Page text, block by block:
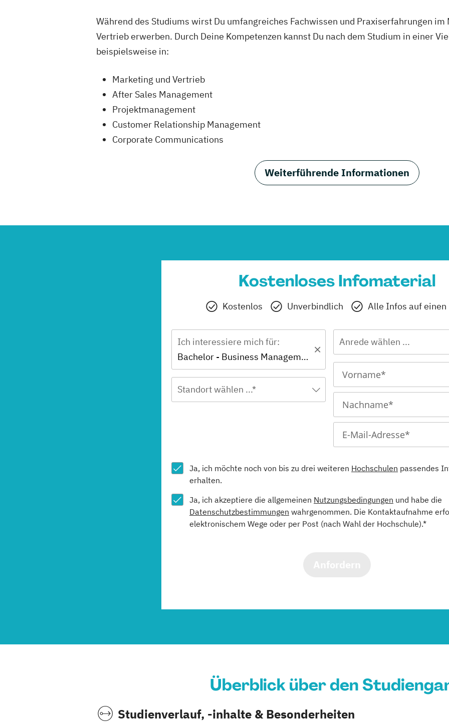
Während des Studiums wirst Du umfangreiches Fachwissen und Praxiserfahrungen
Vertrieb erwerben. Durch Deine Kompetenzen kannst Du nach dem Studium in einer
beispielsweise in:
Marketing und Vertrieb
After Sales Management
Projektmanagement
Customer Relationship Management
Corporate Communications
Weiterführende Informationen
Kostenloses Infomaterial
Kostenlos Unverbindlich Alle Infos auf einen
Ich interessiere mich für:
Bachelor - Business Management: Fashion & Lifestyle Management
Standort wählen ...*
Anrede wählen ...
Ja, ich möchte noch von bis zu drei weiteren Hochschulen passendes
erhalten.
Ja, ich akzeptiere die allgemeinen Nutzungsbedingungen und habe die
Datenschutzbestimmungen wahrgenommen. Die Kontaktaufnahme
elektronischem Wege oder per Post (nach Wahl der Hochschule).*
Überblick über den
Studienverlauf, -inhalte & Besonderheiten